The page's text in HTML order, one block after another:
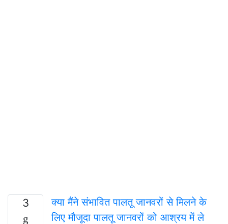
3
क्या मैंने संभावित पालतू जानवरों से मिलने के
लिए मौजूदा पालतू जानवरों को आश्रय में ले